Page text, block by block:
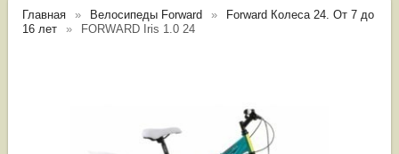
Главная Велосипеды Forward
Forward Колеса 24. От 7 до
16 лет
FORWARD Iris 1.0 24